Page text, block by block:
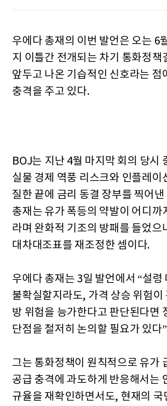
우에다 총재의 이번 발언은 오는 6
지 이틀간 전개되는 차기 통화정책
앞두고 나온 기습적인 신호라는 점
충격을 주고 있다.
BOJ는 지난 4월 마지막 회의 당시
실물 경제 역풍 리스크와 인플레이
질한 끝에 금리 동결 장부를 찍어
총재는 유가 폭등의 약발이 어디까
라며 완화적 기조의 방패를 들었으
대차대조표를 재조정한 셈이다.
우에다 총재는 3일 발언에서 “설령
불확실할지라도, 가격 상승 위험이
방 위험을 능가한다고 판단된다면
단점을 철저히 논의할 필요가 있다
그는 통화정책이 원칙적으로 유가
공급 충격에 과도하게 반응해서는
규율을 재확인하면서도, 현재의 국